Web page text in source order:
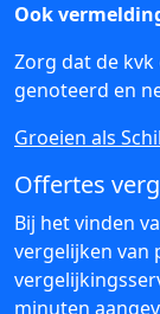
Ook
Zorg dat de
genoteerd en
Groeien als
Offertes
Bij het vinden
vergelijken van
minuten